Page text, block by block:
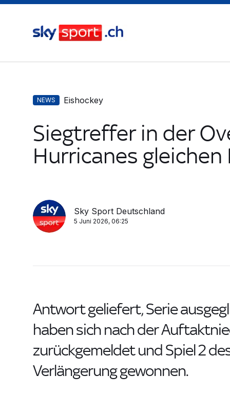
NEWS Eishockey
Siegtreffer in der
Hurricanes gleichen
Sky Sport Deutschland
5 Juni 2026, 06:25
Antwort geliefert, Serie
haben sich nach der
zurückgemeldet und Spiel 2
Verlängerung gewonnen.